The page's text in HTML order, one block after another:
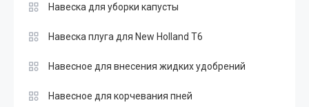
Навеска для уборки капусты
Навеска плуга для New Holland T6
Навесное для внесения жидких удобрений
Навесное для корчевания пней